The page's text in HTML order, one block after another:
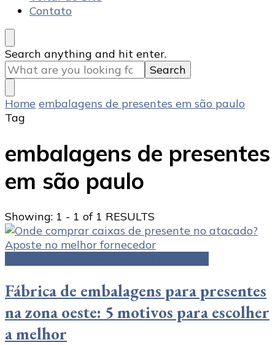
Contato
Looking
for
Something?
Search anything and hit enter.
Home embalagens de presentes em são paulo
Tag
embalagens de presentes
em são paulo
Showing: 1 - 1 of 1 RESULTS
Fábrica de embalagens para presentes
na zona oeste: 5 motivos para escolher
a melhor